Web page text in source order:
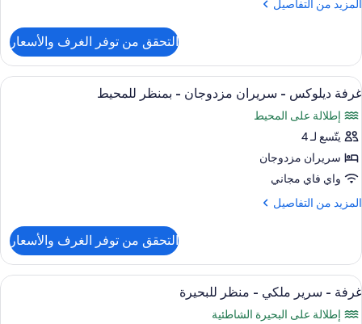
المزيد من التفاصيل
المزيد
الغرفة
التحقق من توفر الغرف والأسعار
استعراض
جميع
صور
غرفة
ديلوكس
-
سريران
مزدوجان
بمنظر
للمحيط
أسرّة بطبقة علوية مريحة وخزنة داخل
7
غرفة ديلوكس - سريران مزدوجان - بمنظر للمحيط
إطلالة على المحيط
يتّسع لـ 4
سريران مزدوجان
واي فاي مجاني
المزيد من التفاصيل
المزيد
غرفة
ديلوكس
-
سريران
مزدوجان
التحقق من توفر الغرف والأسعار
استعراض
جميع
أسرّة بطبقة علوية مريحة وخزنة داخل
6
غرفة - سرير ملكي - منظر للبحيرة
إطلالة على البحيرة الشاطئية